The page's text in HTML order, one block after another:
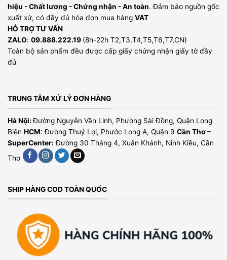
hiệu - Chất lương - Chứng nhận - An toàn. Đảm bảo nguồn gốc
xuất xứ, có đầy đủ hóa đơn mua hàng VAT
HỖ TRỢ TƯ VẤN
ZALO: 09.888.222.19 (8h-22h T2,T3,T4,T5,T6,T7,CN)
Toàn bộ sản phẩm đều được cấp giấy chứng nhận giấy tờ đầy
đủ
TRUNG TÂM XỬ LÝ ĐƠN HÀNG
Hà Nội:Đường Nguyễn Văn Linh, Phường Sài Đồng, Quận Long
Biên HCM: Đường Thuỷ Lợi, Phước Long A, Quận 9 Cần Thơ –
SuperCenter: Đường 30 Tháng 4, Xuân Khánh, Ninh Kiều, Cần
Thơ
SHIP HÀNG COD TOÀN QUỐC